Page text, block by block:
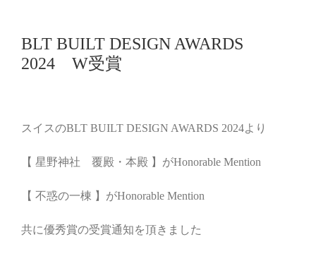
BLT BUILT DESIGN AWARDS
2024 W受賞
スイスのBLT BUILT DESIGN AWARDS 2024より
【 星野神社 覆殿・本殿 】がHonorable Mention
【 不惑の一棟 】がHonorable Mention
共に優秀賞の受賞通知を頂きました